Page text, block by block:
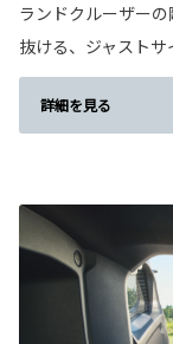
ランドクルーザー
抜ける、ジャストサ
詳細を見る